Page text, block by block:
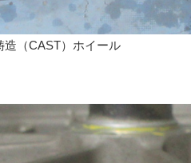
（CAST）ホイール